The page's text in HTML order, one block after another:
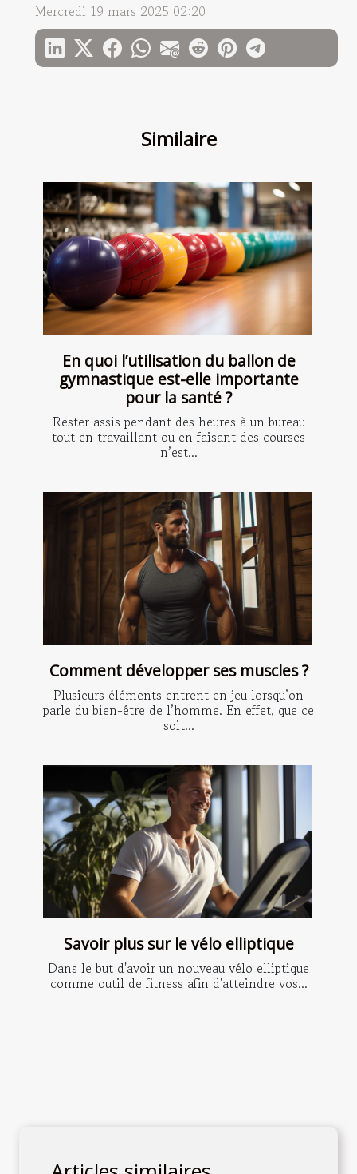
Similaire
En quoi l’utilisation du ballon de
gymnastique est-elle importante
pour la santé ?
Rester assis pendant des heures à un bureau
tout en travaillant ou en faisant des courses
n’est...
Comment développer ses muscles ?
Plusieurs éléments entrent en jeu lorsqu’on
parle du bien-être de l’homme. En effet, que ce
soit...
Savoir plus sur le vélo elliptique
Dans le but d'avoir un nouveau vélo elliptique
comme outil de fitness afin d'atteindre vos...
Mercredi 19 mars 2025 02:20